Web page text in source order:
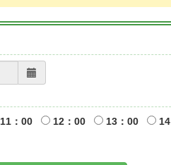
11：00 12：00 13：00